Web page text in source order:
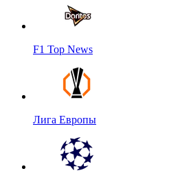
F1 Top News
Лига Европы